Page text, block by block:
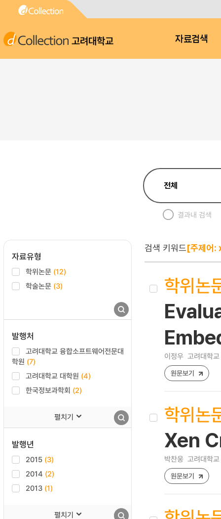
고려대학교 자료검색
결과내 검색
자료유형
학위논문 (12)
학술논문 (3)
발행처
고려대학교 융합소프트웨어전문대
학원 (7)
고려대학교 대학원 (4)
한국정보과학회 (2)
펼치기
발행년
2015 (3)
2014 (2)
2013 (1)
펼치기
검색 키워드[주제어:
학위논
이정우 고려대학
원문보기
학위논
Xen
박찬웅 고려대학
원문보기